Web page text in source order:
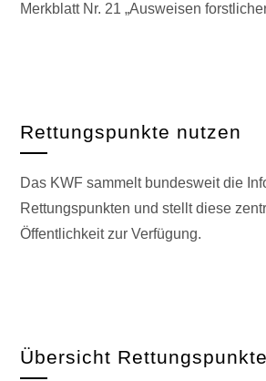
Merkblatt Nr. 21 „Ausweisen
Rettungspunkte nutzen
Das KWF sammelt bundesweit die
Rettungspunkten und stellt diese
Öffentlichkeit zur Verfügung.
Übersicht Rettungspunkte